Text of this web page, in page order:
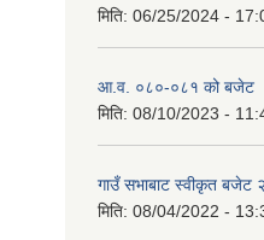
मिति: 06/25/2024 -
आ.व. ०८०-०८१ को बजेट
मिति: 08/10/2023 -
गाउँ सभाबाट स्वीकृत बजेट
मिति: 08/04/2022 -